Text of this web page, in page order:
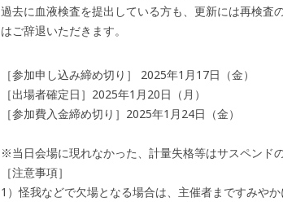
過去に血液検査を提出している方も、更新には再検
はご辞退いただきます。
［参加申し込み締め切り］ 2025年1月17日（金）
［出場者確定日］2025年1月20日（月）
［参加費入金締め切り］2025年1月24日（金）
※当日会場に現れなかった、計量失格等はサスペンド
［注意事項］
1）怪我などで欠場となる場合は、主催者まですみや